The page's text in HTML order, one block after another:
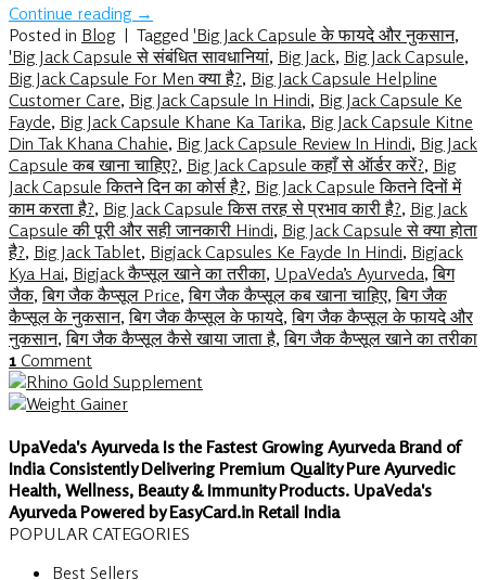
Continue reading →
Posted in Blog | Tagged 'Big Jack Capsule के फायदे और नुकसान,
'Big Jack Capsule से संबंधित सावधानियां, Big Jack, Big Jack Capsule,
Big Jack Capsule For Men क्या है?, Big Jack Capsule Helpline
Customer Care, Big Jack Capsule In Hindi, Big Jack Capsule Ke
Fayde, Big Jack Capsule Khane Ka Tarika, Big Jack Capsule Kitne
Din Tak Khana Chahie, Big Jack Capsule Review In Hindi, Big Jack
Capsule कब खाना चाहिए?, Big Jack Capsule कहाँ से ऑर्डर करें?, Big
Jack Capsule कितने दिन का कोर्स है?, Big Jack Capsule कितने दिनों में
काम करता है?, Big Jack Capsule किस तरह से प्रभाव कारी है?, Big Jack
Capsule की पूरी और सही जानकारी Hindi, Big Jack Capsule से क्या होता
है?, Big Jack Tablet, Bigjack Capsules Ke Fayde In Hindi, Bigjack
Kya Hai, Bigjack कैप्सूल खाने का तरीका, UpaVeda’s Ayurveda,बिग
जैक,बिग जैक कैप्सूल Price,बिग जैक कैप्सूल कब खाना चाहिए,बिग जैक
कैप्सूल के नुकसान,बिग जैक कैप्सूल के फायदे,बिग जैक कैप्सूल के फायदे और
नुकसान,बिग जैक कैप्सूल कैसे खाया जाता है,बिग जैक कैप्सूल खाने का तरीका
1 Comment
UpaVeda's Ayurveda Is the Fastest Growing Ayurveda Brand of
India Consistently Delivering Premium Quality Pure Ayurvedic
Health, Wellness, Beauty & Immunity Products. UpaVeda's
Ayurveda Powered by EasyCard.in Retail India
POPULAR CATEGORIES
Best Sellers